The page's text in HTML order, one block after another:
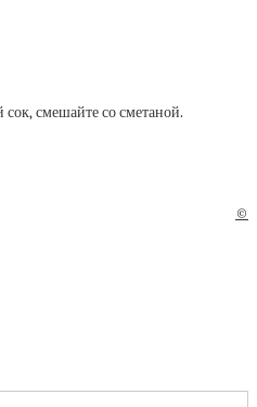
смешайте со сметаной.
©